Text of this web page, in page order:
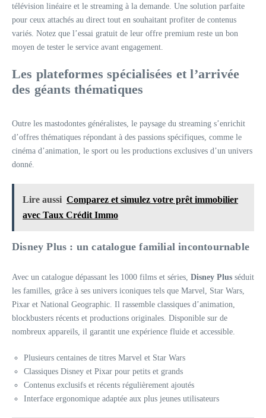
télévision linéaire et le streaming à la demande. Une solution parfaite
pour ceux attachés au direct tout en souhaitant profiter de contenus
variés. Notez que l’essai gratuit de leur offre premium reste un bon
moyen de tester le service avant engagement.
Les plateformes spécialisées et l’arrivée
des géants thématiques
Outre les mastodontes généralistes, le paysage du streaming s’enrichit
d’offres thématiques répondant à des passions spécifiques, comme le
cinéma d’animation, le sport ou les productions exclusives d’un univers
donné.
Lire aussi Comparez et simulez votre prêt immobilier
avec Taux Crédit Immo
Disney Plus : un catalogue familial incontournable
Avec un catalogue dépassant les 1000 films et séries, Disney Plus séduit
les familles, grâce à ses univers iconiques tels que Marvel, Star Wars,
Pixar et National Geographic. Il rassemble classiques d’animation,
blockbusters récents et productions originales. Disponible sur de
nombreux appareils, il garantit une expérience fluide et accessible.
Plusieurs centaines de titres Marvel et Star Wars
Classiques Disney et Pixar pour petits et grands
Contenus exclusifs et récents régulièrement ajoutés
Interface ergonomique adaptée aux plus jeunes utilisateurs